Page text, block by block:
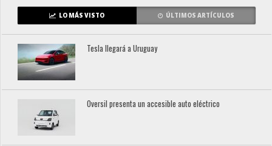
LO MÁS VISTO ÚLTIMOS ARTÍCULOS
Tesla llegará a Uruguay
Oversil presenta un accesible auto eléctrico